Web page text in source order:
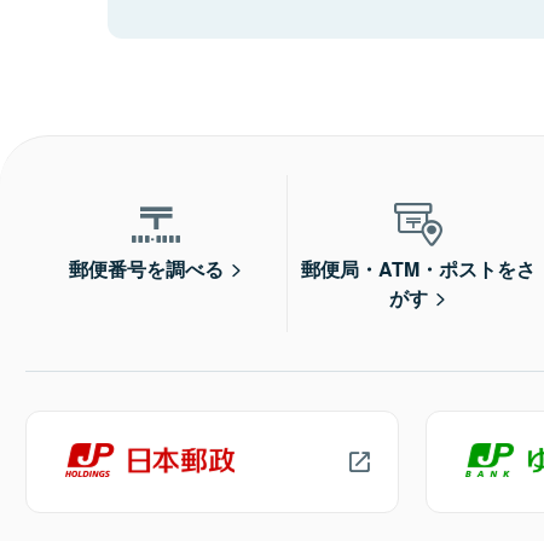
郵便番号を調べる
郵便局・ATM・ポストをさ
がす